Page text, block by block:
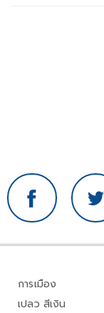
การเมือง
เปลว สีเงิน